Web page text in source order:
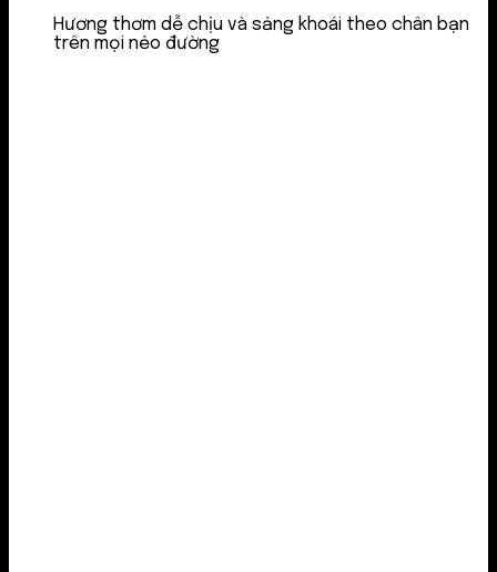
Hương thơm dễ chịu và sảng khoái theo chân bạn
trên mọi nẻo đường